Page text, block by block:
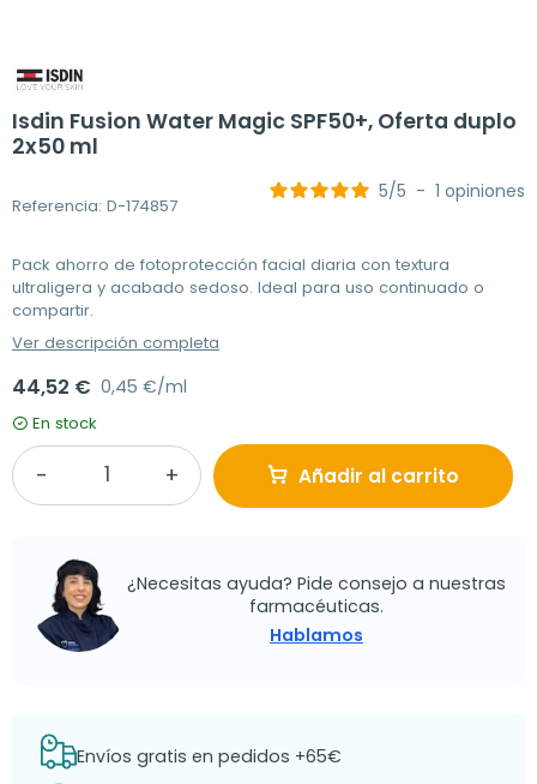
Isdin Fusion Water Magic SPF50+, Oferta duplo
2x50 ml
Referencia: D-174857
5/5 - 1 opiniones
Pack ahorro de fotoprotección facial diaria con textura
ultraligera y acabado sedoso. Ideal para uso continuado o
compartir.
Ver descripción completa
44,52 € 0,45 €/ml
En stock
Añadir al carrito
¿Necesitas ayuda? Pide consejo a nuestras
farmacéuticas.
Hablamos
Envíos gratis en pedidos +65€